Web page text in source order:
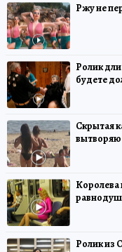
Ржу не
Ролик
будете
Скрытая
Королева
Ролик из